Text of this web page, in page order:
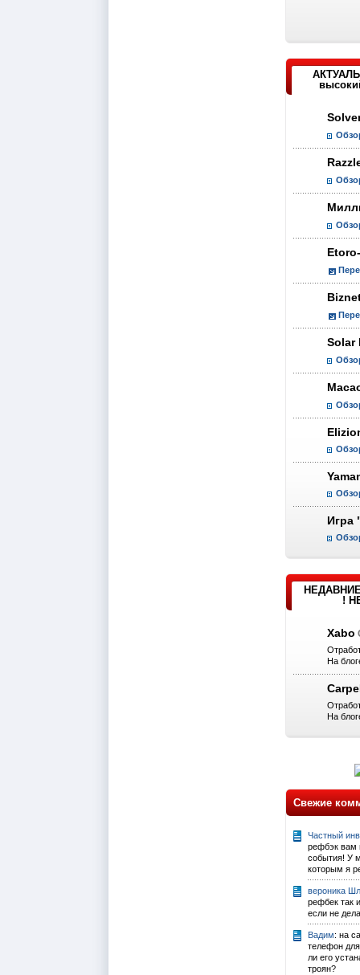
Solar
Игра
!
Xabo
На
На
Свежие
Частный
рефбэк вам
события! У
которым я
вероника
рефбек так
если не
Вадим: на
телефон для
ли его
троян?